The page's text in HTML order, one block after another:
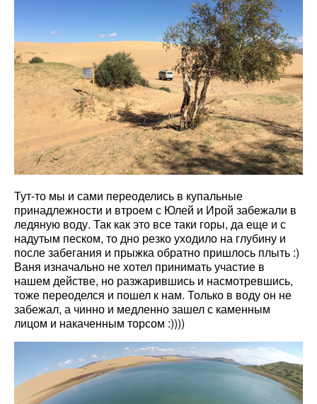
Тут-то мы и сами переоделись в купальные
принадлежности и втроем с Юлей и Ирой забежали в
ледяную воду. Так как это все таки горы, да еще и с
надутым песком, то дно резко уходило на глубину и
после забегания и прыжка обратно пришлось плыть :)
Ваня изначально не хотел принимать участие в
нашем действе, но разжарившись и насмотревшись,
тоже переоделся и пошел к нам. Только в воду он не
забежал, а чинно и медленно зашел с каменным
лицом и накаченным торсом :))))